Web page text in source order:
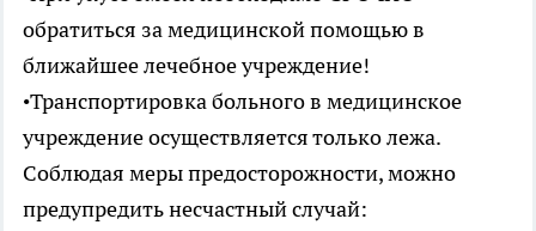
обратиться за медицинской помощью в
ближайшее лечебное учреждение!
•Транспортировка больного в медицинское
учреждение осуществляется только лежа.
Соблюдая меры предосторожности, можно
предупредить несчастный случай: